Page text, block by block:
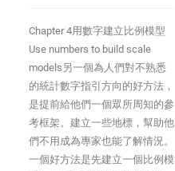
Chapter 4用數字建立比例模型
Use numbers to build scale
models另一個為人們對不熟悉
的統計數字指引方向的好方法，
是提前給他們一個眾所周知的參
考框架。建立一些地標，幫助他
們不用成為專家也能了解情況。
一個好方法是先建立一個比例模